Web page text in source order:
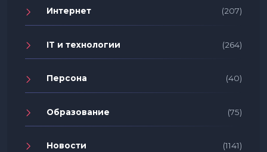
Интернет (207)
IT и технологии (264)
Персона (40)
Образование (75)
Новости (1141)